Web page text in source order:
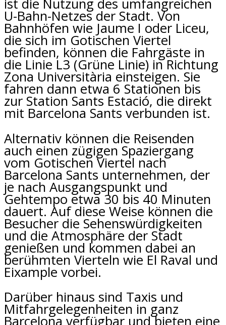
ist die Nutzung des umfangreichen
U-Bahn-Netzes der Stadt. Von
Bahnhöfen wie Jaume I oder Liceu,
die sich im Gotischen Viertel
befinden, können die Fahrgäste in
die Linie L3 (Grüne Linie) in Richtung
Zona Universitària einsteigen. Sie
fahren dann etwa 6 Stationen bis
zur Station Sants Estació, die direkt
mit Barcelona Sants verbunden ist.
Alternativ können die Reisenden
auch einen zügigen Spaziergang
vom Gotischen Viertel nach
Barcelona Sants unternehmen, der
je nach Ausgangspunkt und
Gehtempo etwa 30 bis 40 Minuten
dauert. Auf diese Weise können die
Besucher die Sehenswürdigkeiten
und die Atmosphäre der Stadt
genießen und kommen dabei an
berühmten Vierteln wie El Raval und
Eixample vorbei.
Darüber hinaus sind Taxis und
Mitfahrgelegenheiten in ganz
Barcelona verfügbar und bieten eine